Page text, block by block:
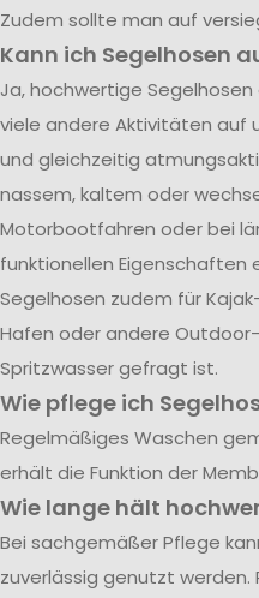
Zudem sollte man auf
Kann ich Segelhosen
Ja, hochwertige
viele andere Aktivitäten auf
und gleichzeitig
nassem, kaltem oder
Motorbootfahren oder bei
funktionellen Eigenschaften
Segelhosen zudem für
Hafen oder andere
Spritzwasser gefragt ist.
Wie pflege ich
Regelmäßiges Waschen
erhält die Funktion der
Wie lange hält
Bei sachgemäßer Pflege
zuverlässig genutzt werden.